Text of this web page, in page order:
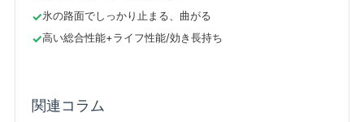
氷の路面でしっかり止まる、曲がる
高い総合性能+ライフ性能/効き長持ち
関連コラム